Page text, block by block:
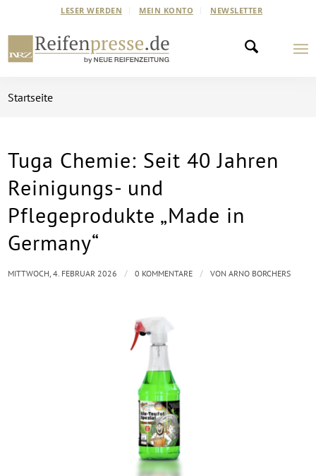
LESER WERDEN MEIN KONTO NEWSLETTER
Startseite
Tuga Chemie: Seit 40 Jahren
Reinigungs- und
Pflegeprodukte „Made in
Germany“
MITTWOCH, 4. FEBRUAR 2026 / 0 KOMMENTARE / VONARNO BORCHERS